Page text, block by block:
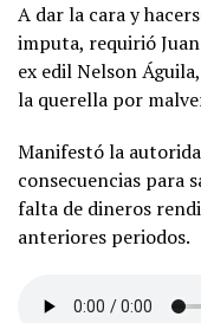
A dar la cara y
imputa, requirió
ex edil Nelson
la querella por
Manifestó la
consecuencias para
falta de dineros
anteriores periodos.